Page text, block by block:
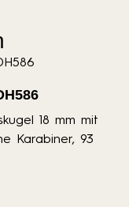
18 mm mit
Karabiner, 93